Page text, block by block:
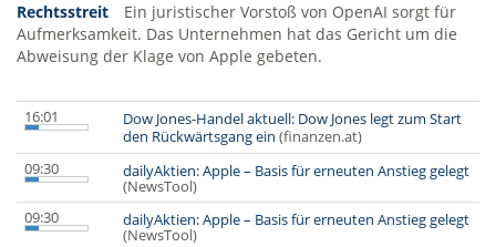
Rechtsstreit
Ein juristischer Vorstoß von OpenAI sorgt für
Aufmerksamkeit. Das Unternehmen hat das Gericht um die
Abweisung der Klage von Apple gebeten.
16:01
Dow Jones-Handel aktuell: Dow Jones legt zum Start
den Rückwärtsgang ein (finanzen.at)
09:30
dailyAktien: Apple – Basis für erneuten Anstieg gelegt
(NewsTool)
09:30
dailyAktien: Apple – Basis für erneuten Anstieg gelegt
(NewsTool)